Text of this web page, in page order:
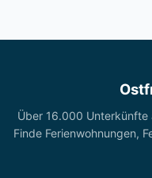
Über 16.000 Unterkünfte
Finde Ferienwohnungen,